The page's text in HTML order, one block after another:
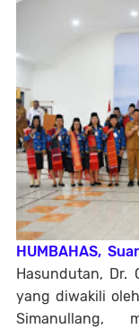
HUMBAHAS,
Hasundutan, Dr.
yang diwakili
Simanullang,